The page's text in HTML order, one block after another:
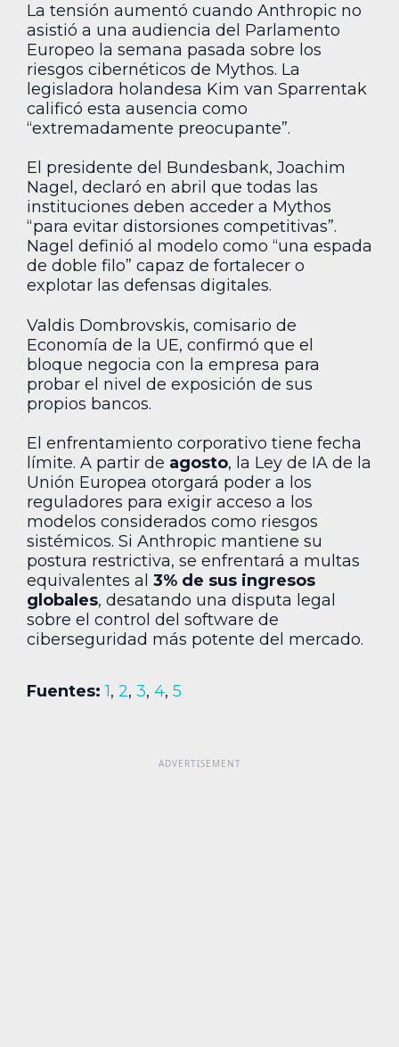
La tensión aumentó cuando Anthropic no
asistió a una audiencia del Parlamento
Europeo la semana pasada sobre los
riesgos cibernéticos de Mythos. La
legisladora holandesa Kim van Sparrentak
calificó esta ausencia como
“extremadamente preocupante”.
El presidente del Bundesbank, Joachim
Nagel, declaró en abril que todas las
instituciones deben acceder a Mythos
“para evitar distorsiones competitivas”.
Nagel definió al modelo como “una espada
de doble filo” capaz de fortalecer o
explotar las defensas digitales.
Valdis Dombrovskis, comisario de
Economía de la UE, confirmó que el
bloque negocia con la empresa para
probar el nivel de exposición de sus
propios bancos.
El enfrentamiento corporativo tiene fecha
límite. A partir de agosto, la Ley de IA de la
Unión Europea otorgará poder a los
reguladores para exigir acceso a los
modelos considerados como riesgos
sistémicos. Si Anthropic mantiene su
postura restrictiva, se enfrentará a multas
equivalentes al 3% de sus ingresos
globales, desatando una disputa legal
sobre el control del software de
ciberseguridad más potente del mercado.
Fuentes: 1, 2, 3, 4, 5